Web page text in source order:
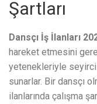
Şartları
Dansçı İş İlanları
hareket etmesini
yetenekleriyle
sunarlar. Bir dansçı
ilanlarında çalışma